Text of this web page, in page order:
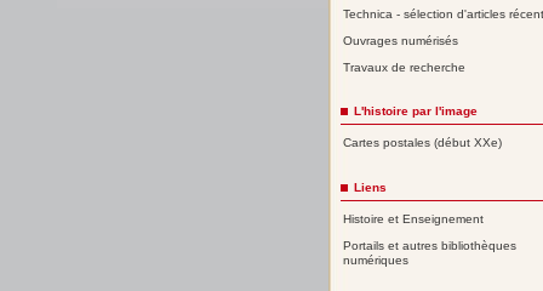
Technica - sélection d'articles
Ouvrages numérisés
Travaux de recherche
L'histoire par l'image
Cartes postales (début XXe)
Liens
Histoire et Enseignement
Portails et autres bibliothèques
numériques